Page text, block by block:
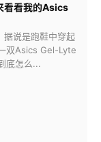
看看我的Asics
据说是跑鞋中穿起
双Asics Gel-Lyte
底怎么...